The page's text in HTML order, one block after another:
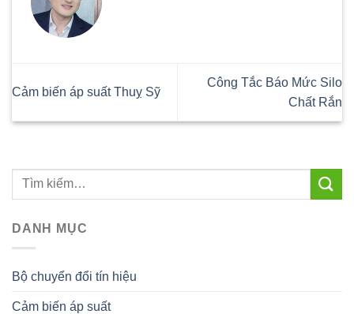
Cảm biến áp suất Thuỵ Sỹ
Công Tắc Báo Mức Silo
Chất Rắn
DANH MỤC
Bộ chuyển đổi tín hiệu
Cảm biến áp suất